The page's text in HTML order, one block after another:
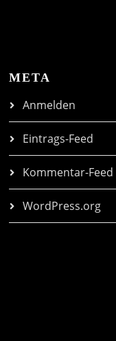
META
Anmelden
Eintrags-Feed
Kommentar-Feed
WordPress.org